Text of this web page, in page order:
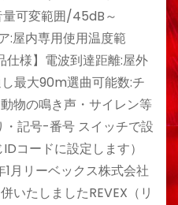
量可変範囲/45dB～
:屋内専用使用温度範
様】電波到達距離:屋外
最大90m選曲可能数:チ
物の鳴き声・サイレン等
記号-番号 スイッチで設
コードに設定します）
1月リーベックス株式会社
いたしましたREVEX（リ